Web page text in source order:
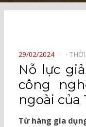
POSTED
ON
29/02/2024
Nỗ lực
công
ngoài của
Từ hàng gia